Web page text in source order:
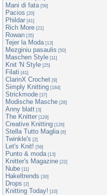
Mani di fata [56]
Pacios [20]
Phildar [41]
Rich More [21]
Rowan [35]
Tejer la Moda [13]
Mezginiu pasaulis [50]
Maschen Style [11]
Knit 'N Style [25]
Filati [41]
ClarinX Crochet [9]
Simply Knitting [184]
Strickmode [37]
Modische Masche [28]
Anny blatt [3]
The Knitter [129]
Creative Knitting [126]
Stella Tutto Maglia [6]
Twinkle's [2]
Let's Knit! [56]
Punto & moda [13]
Knitter's Magazine [22]
Nube [11]
Hakeltrends [30]
Drops [2]
Knitting Today! [10]